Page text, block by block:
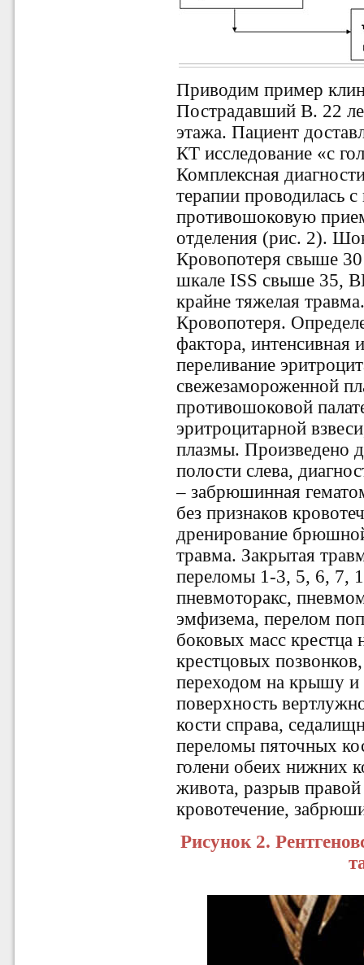
Приводим пример
Пострадавший В. 22
этажа. Пациент
КТ исследование «с
Комплексная
терапии проводилась
противошоковую
отделения (рис. 2).
Кровопотеря свыше
шкале ISS свыше 35,
крайне тяжелая
Кровопотеря.
фактора, интенсивная
переливание
свежезамороженной
противошоковой
эритроцитарной
плазмы. Произведено
полости слева,
‒ забрюшинная
без признаков
дренирование
травма. Закрытая
переломы 1-3, 5, 6, 7,
пневмоторакс,
эмфизема, перелом
боковых масс крестца
крестцовых
переходом на крышу
поверхность
кости справа,
переломы пяточных
голени обеих нижних
живота, разрыв
кровотечение,
Рисунок 2.